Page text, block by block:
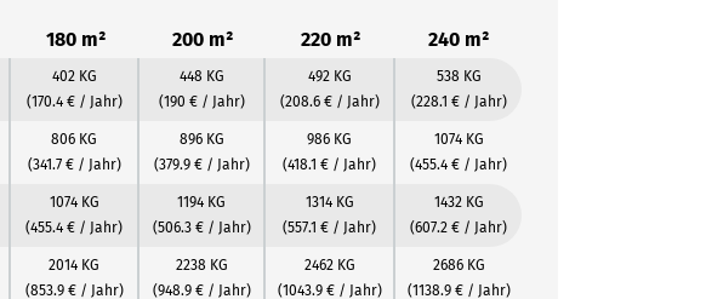
180 m² 200 m² 220 m² 240 m²
402 KG
(170.4 € / Jahr)
448 KG
(190 € / Jahr)
492 KG
(208.6 € / Jahr)
538 KG
(228.1 € / Jahr)
806 KG
(341.7 € / Jahr)
896 KG
(379.9 € / Jahr)
986 KG
(418.1 € / Jahr)
1074 KG
(455.4 € / Jahr)
1074 KG
(455.4 € / Jahr)
1194 KG
(506.3 € / Jahr)
1314 KG
(557.1 € / Jahr)
1432 KG
(607.2 € / Jahr)
2014 KG
(853.9 € / Jahr)
2238 KG
(948.9 € / Jahr)
2462 KG
(1043.9 € / Jahr)
2686 KG
(1138.9 € / Jahr)